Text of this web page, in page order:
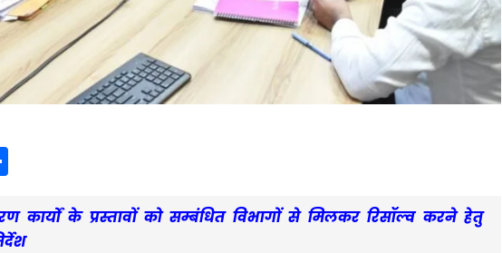
कार्यों के प्रस्तावों को सम्बंधित विभागों से मिलकर रिसॉल्व करने हेतु